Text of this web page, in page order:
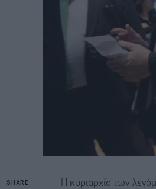
SHARE
Η κυριαρχία των